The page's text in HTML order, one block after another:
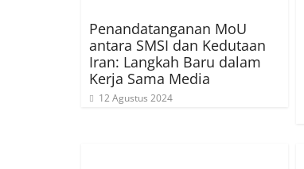
Penandatanganan MoU
antara SMSI dan Kedutaan
Iran: Langkah Baru dalam
Kerja Sama Media
12 Agustus 2024